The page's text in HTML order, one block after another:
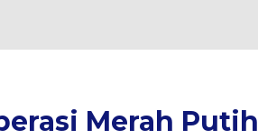
Merah Putih